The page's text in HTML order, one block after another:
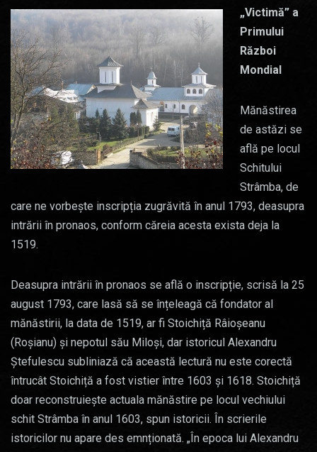
„Victimă” a
Primului
Război
Mondial
Mănăstirea
de astăzi se
află pe locul
Schitului
Strâmba, de
care ne vorbește inscripția zugrăvită în anul 1793, deasupra
intrării în pronaos, conform căreia acesta exista deja la
1519.
Deasupra intrării în pronaos se află o inscripție, scrisă la 25
august 1793, care lasă să se înțeleagă că fondator al
mănăstirii, la data de 1519, ar fi Stoichiță Râioșeanu
(Roșianu) și nepotul său Miloși, dar istoricul Alexandru
Ștefulescu subliniază că această lectură nu este corectă
întrucât Stoichiță a fost vistier între 1603 și 1618. Stoichiță
doar reconstruiește actuala mănăstire pe locul vechiului
schit Strâmba în anul 1603, spun istoricii. În scrierile
istoricilor nu apare des emnționată. „În epoca lui Alexandru